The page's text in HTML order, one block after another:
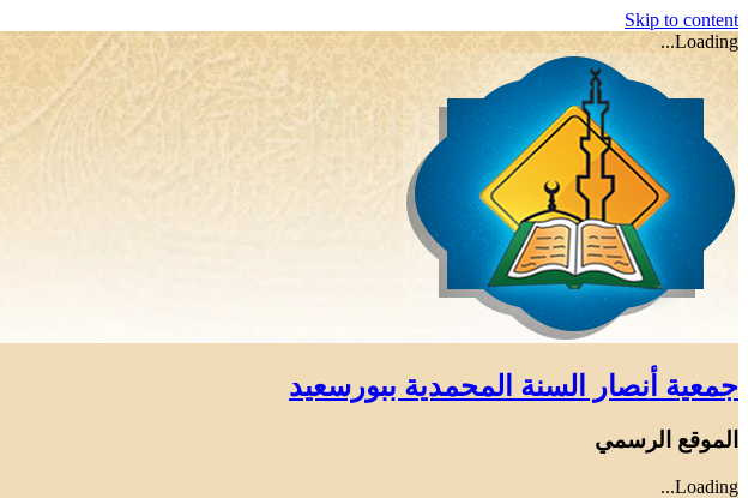
Skip to content
Loading...
جمعية أنصار السنة المحمدية ببورسعيد
الموقع الرسمي
Loading...